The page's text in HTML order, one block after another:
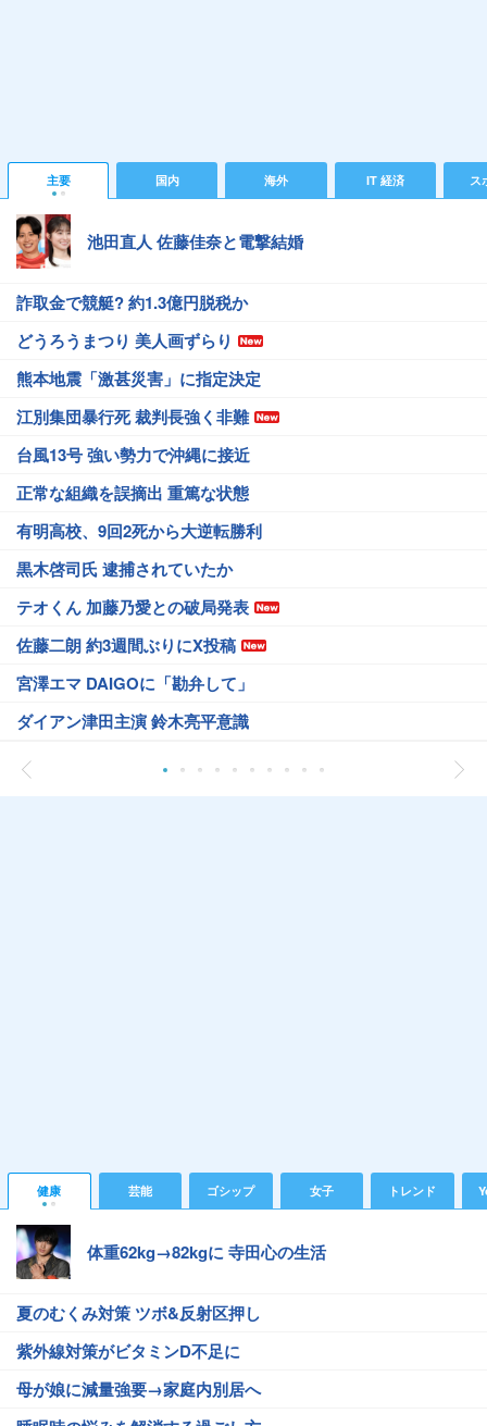
主要 国内 海外 IT 経済 ス
池田直人 佐藤佳奈と電撃結婚
詐取金で競艇? 約1.3億円脱税か
どうろうまつり 美人画ずらり
熊本地震「激甚災害」に指定決定
江別集団暴行死 裁判長強く非難
台風13号 強い勢力で沖縄に接近
正常な組織を誤摘出 重篤な状態
有明高校、9回2死から大逆転勝利
黒木啓司氏 逮捕されていたか
テオくん 加藤乃愛との破局発表
佐藤二朗 約3週間ぶりにX投稿
宮澤エマ DAIGOに「勘弁して」
ダイアン津田主演 鈴木亮平意識
健康 芸能 ゴシップ 女子 トレンド
体重62kg→82kgに 寺田心の生活
夏のむくみ対策 ツボ&反射区押し
紫外線対策がビタミンD不足に
母が娘に減量強要→家庭内別居へ